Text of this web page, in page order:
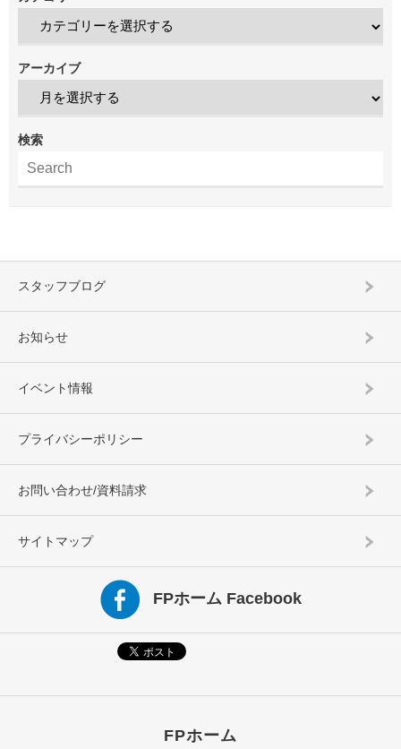
アーカイブ
検索
スタッフブログ
お知らせ
イベント情報
プライバシーポリシー
お問い合わせ/資料請求
サイトマップ
FPホーム Facebook
FPホーム